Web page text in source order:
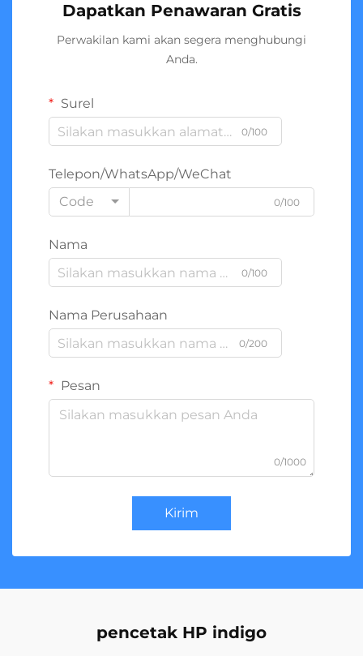
Dapatkan Penawaran Gratis
Perwakilan kami akan segera menghubungi
Anda.
Surel
0/100
Telepon/WhatsApp/WeChat
Code
0/100
Nama
0/100
Nama Perusahaan
0/200
Pesan
0/1000
Kirim
pencetak HP indigo